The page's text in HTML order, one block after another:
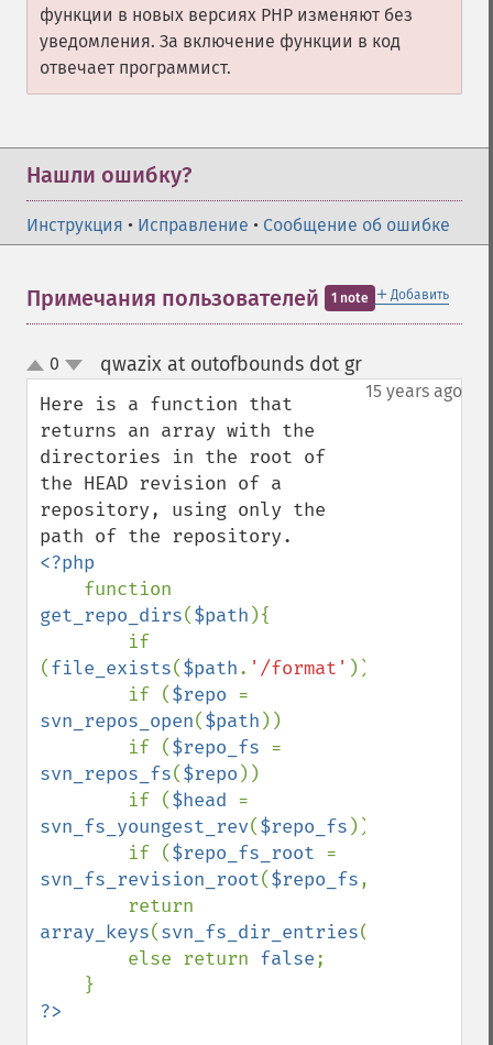
функции в новых версиях PHP изменяют без
уведомления. За включение функции в код
отвечает программист.
Нашли ошибку?
Инструкция • Исправление • Сообщение об ошибке
＋ Добавить
Примечания пользователей 1 note
up
down
0 qwazix at outofbounds dot gr¶
15 years ago
Here is a function that
returns an array with the
directories in the root of
the HEAD revision of a
repository, using only the
<?php
get_repo_dirs($path ){
(file_exists($path. '/format' ))
        if (
$repo
svn_repos_open($path ))
        if (
$repo_fs
svn_repos_fs($repo ))
        if (
$head
svn_fs_youngest_rev($repo_fs ))
        if (
$repo_fs_root
svn_fs_revision_root($repo_fs,
array_keys(svn_fs_dir_entries(
        else return
false;